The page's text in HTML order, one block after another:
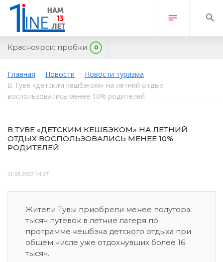
Красноярск: пробки 0
Главная Новости
Новости туризма
В Туве «детским кешбэком» на летний отдых
воспользовались менее 10% родителей
В ТУВЕ «ДЕТСКИМ КЕШБЭКОМ» НА ЛЕТНИЙ
ОТДЫХ ВОСПОЛЬЗОВАЛИСЬ МЕНЕЕ 10%
РОДИТЕЛЕЙ
11.08.2022 14:27
Жители Тувы приобрели менее полутора
тысяч путёвок в летние лагеря по
программе кешбэка детского отдыха при
общем числе уже отдохнувших более 16
тысяч.